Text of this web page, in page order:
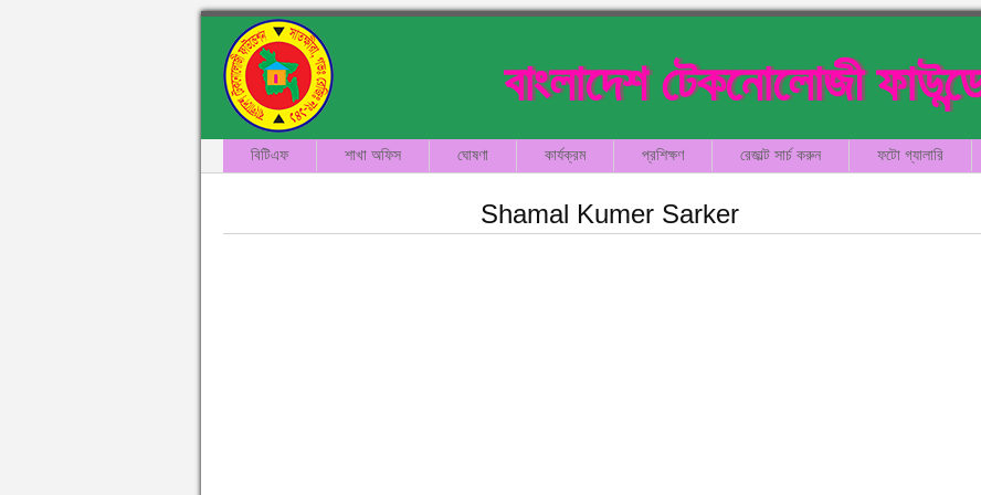
বাংলাদেশ টেকনোলোজী
বিটিএফ শাখা অফিস ঘোষণা কার্যক্রম প্রশিক্ষণ রেজাল্ট সার্চ করুন ফটো গ্যালারি
Shamal Kumer Sarker